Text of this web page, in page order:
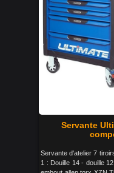
Servante
Servante d'atelier 7
1 : Douille 14 - douille